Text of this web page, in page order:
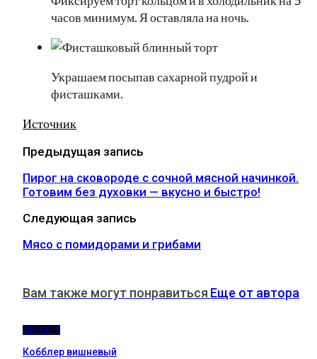
часов минимум. Я оставляла на ночь.
Украшаем посыпав сахарной пудрой и
фисташками.
Источник
Предыдущая запись
Пирог на сковороде с сочной мясной начинкой.
Готовим без духовки — вкусно и быстро!
Следующая запись
Мясо с помидорами и грибами
Вам также могут понравиться Еще от автора
ДЕССЕРТ
Кобблер вишневый